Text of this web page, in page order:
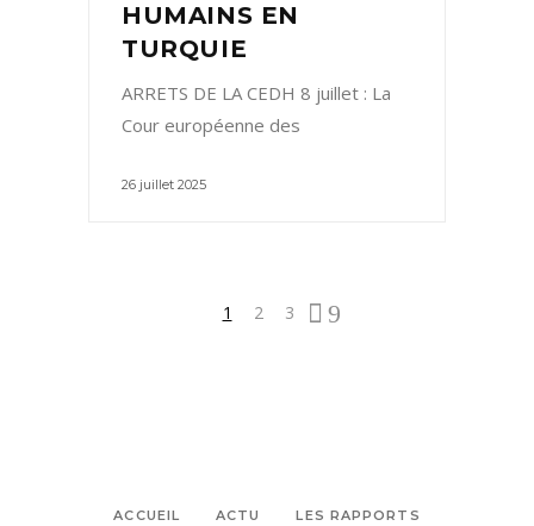
HUMAINS EN
TURQUIE
ARRETS DE LA CEDH 8 juillet : La
Cour européenne des
26 juillet 2025
1 2 3
ACCUEIL ACTU LES RAPPORTS